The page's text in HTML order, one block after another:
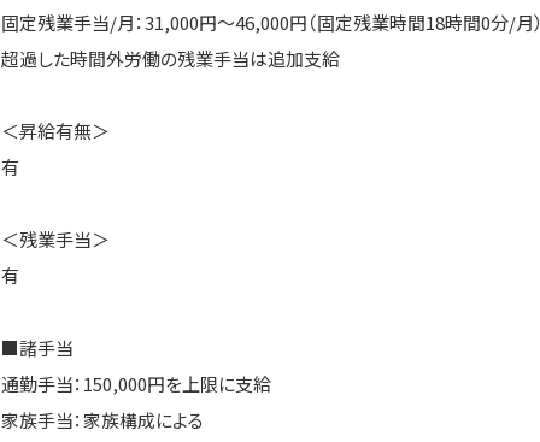
固定残業手当/月：31,000円～46,000円（固定残業時間18時間0分/月）
超過した時間外労働の残業手当は追加支給
＜昇給有無＞
有
＜残業手当＞
有
■諸手当
通勤手当：150,000円を上限に支給
家族手当：家族構成による